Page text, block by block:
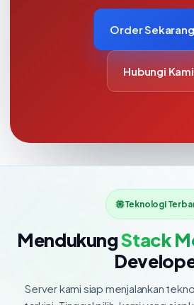
Order Sekarang
Hubungi Kami
Teknologi
MendukungStack
Server kami siap menjalankan